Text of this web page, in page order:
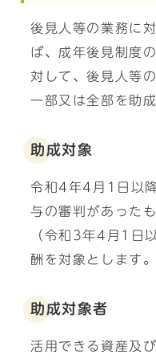
後見人等の業務に
ば、成年後見制度
対して、後見人等
一部又は全部を助成
助成対象
令和4年4月1日以
与の審判があった
（令和3年4月1日
酬を対象とします。
助成対象者
活用できる資産及